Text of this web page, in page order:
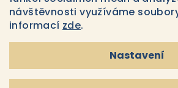
návštěvnosti využíváme
informací zde.
Nastavení
Značka: IS